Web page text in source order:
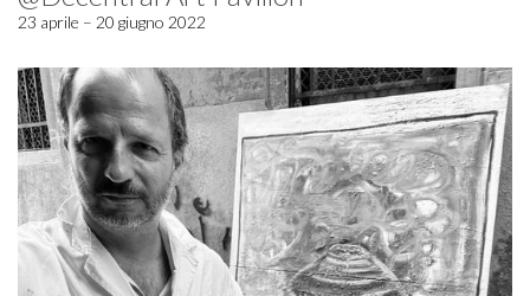
23 aprile – 20 giugno 2022